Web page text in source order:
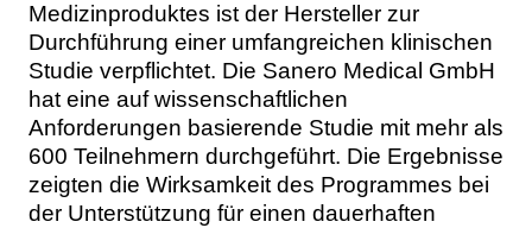
Medizinproduktes ist der Hersteller zur
Durchführung einer umfangreichen klinischen
Studie verpflichtet. Die Sanero Medical GmbH
hat eine auf wissenschaftlichen
Anforderungen basierende Studie mit mehr als
600 Teilnehmern durchgeführt. Die Ergebnisse
zeigten die Wirksamkeit des Programmes bei
der Unterstützung für einen dauerhaften